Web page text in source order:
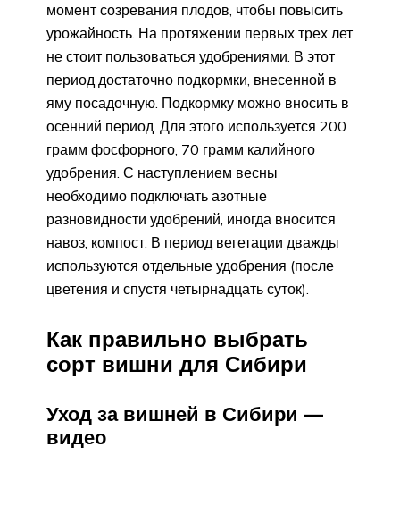
момент созревания плодов, чтобы повысить
урожайность. На протяжении первых трех лет
не стоит пользоваться удобрениями. В этот
период достаточно подкормки, внесенной в
яму посадочную. Подкормку можно вносить в
осенний период. Для этого используется 200
грамм фосфорного, 70 грамм калийного
удобрения. С наступлением весны
необходимо подключать азотные
разновидности удобрений, иногда вносится
навоз, компост. В период вегетации дважды
используются отдельные удобрения (после
цветения и спустя четырнадцать суток).
Как правильно выбрать
сорт вишни для Сибири
Уход за вишней в Сибири —
видео